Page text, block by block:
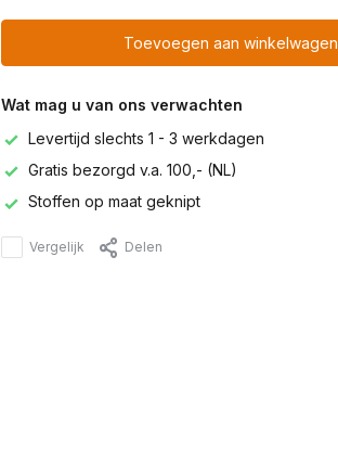
Toevoegen aan winkelwagen
Wat mag u van ons verwachten
Levertijd slechts 1 - 3 werkdagen
Gratis bezorgd v.a. 100,- (NL)
Stoffen op maat geknipt
Vergelijk Delen